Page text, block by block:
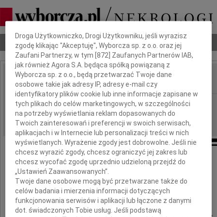
Nekrologi Odeszli Poradnik pogrzebowy
IMIĘ I NAZWISKO:
REGION: Wrocław
DATA EMISJI: 26.03.2010
Naszej Koleżance
Ewie Prus
Dbamy o Twoją prywatność
Droga Użytkowniczko, Drogi Użytkowniku, jeśli wyrazisz
zgodę klikając "Akceptuję", Wyborcza sp. z o.o. oraz jej
Zaufani Partnerzy, w tym [872 ] Zaufanych Partnerów IAB,
jak również Agora S.A. będąca spółką powiązaną z
Wyborcza sp. z o.o., będą przetwarzać Twoje dane
osobowe takie jak adresy IP, adresy e-mail czy
identyfikatory plików cookie lub inne informacje zapisane w
tych plikach do celów marketingowych, w szczególności
na potrzeby wyświetlania reklam dopasowanych do
Twoich zainteresowań i preferencji w swoich serwisach,
aplikacjach i w Internecie lub personalizacji treści w nich
wyświetlanych. Wyrażenie zgody jest dobrowolne. Jeśli nie
chcesz wyrazić zgody, chcesz ograniczyć jej zakres lub
chcesz wycofać zgodę uprzednio udzieloną przejdź do
„Ustawień Zaawansowanych”.
Twoje dane osobowe mogą być przetwarzane także do
celów badania i mierzenia informacji dotyczących
funkcjonowania serwisów i aplikacji lub łączone z danymi
dot. świadczonych Tobie usług. Jeśli podstawą